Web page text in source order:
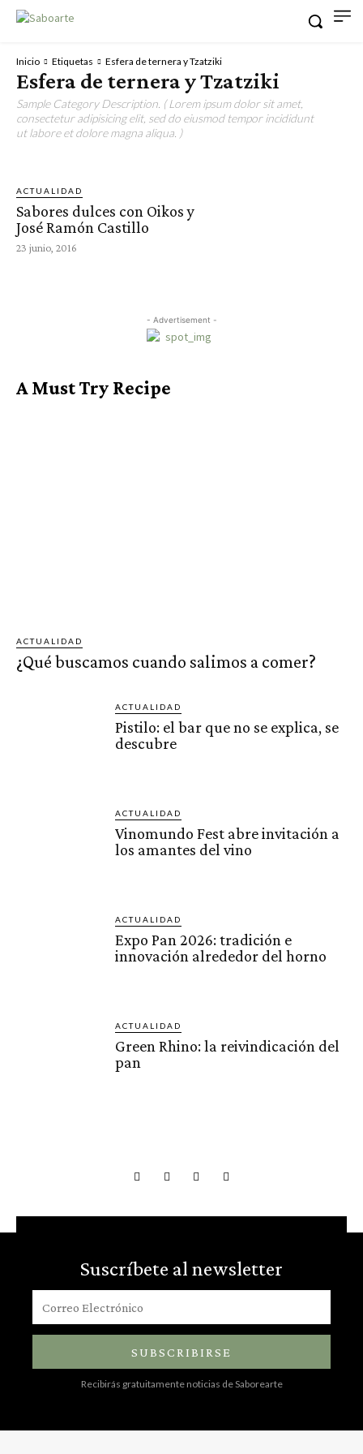
Inicio Etiquetas Esfera de ternera y Tzatziki
Esfera de ternera y Tzatziki
Sample Category Description. ( Lorem ipsum dolor sit amet,
consectetur adipisicing elit, sed do eiusmod tempor incididunt
ut labore et dolore magna aliqua. )
ACTUALIDAD
Sabores dulces con Oikos y
José Ramón Castillo
23 junio, 2016
- Advertisement -
A Must Try Recipe
ACTUALIDAD
¿Qué buscamos cuando salimos a comer?
ACTUALIDAD
Pistilo: el bar que no se explica, se
descubre
ACTUALIDAD
Vinomundo Fest abre invitación a
los amantes del vino
ACTUALIDAD
Expo Pan 2026: tradición e
innovación alrededor del horno
ACTUALIDAD
Green Rhino: la reivindicación del
pan
Suscríbete al newsletter
SUBSCRIBIRSE
Recibirás gratuitamente noticias de Saborearte